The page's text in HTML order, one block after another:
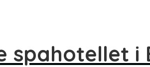
spahotellet i